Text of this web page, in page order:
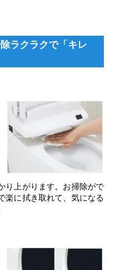
ラクラクで「キレ
り上がります。お掃除がで
楽に拭き取れて、気になる